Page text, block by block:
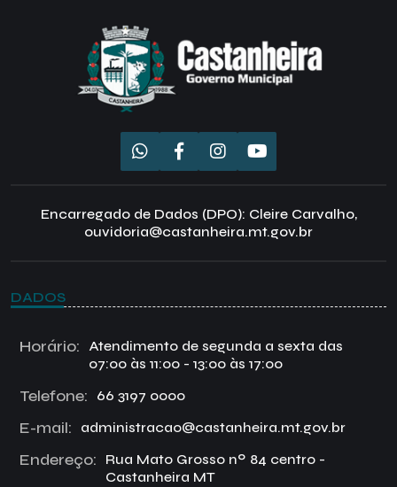
Encarregado de Dados (DPO): Cleire Carvalho,
ouvidoria@castanheira.mt.gov.br
DADOS
Horário:
Atendimento de segunda a sexta das
07:00 às 11:00 - 13:00 às 17:00
Telefone: 66 3197 0000
E-mail: administracao@castanheira.mt.gov.br
Endereço:
Rua Mato Grosso nº 84 centro -
Castanheira MT